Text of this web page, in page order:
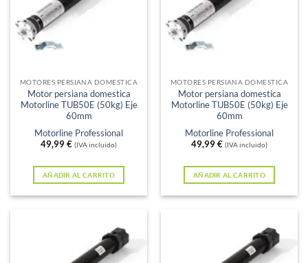
MOTORES PERSIANA DOMESTICA
Motor persiana domestica
Motorline TUB50E (50kg) Eje
60mm
Motorline Professional
49,99€ (IVA incluido)
AÑADIR AL CARRITO
MOTORES PERSIANA DOMESTICA
Motor persiana domestica
Motorline TUB50E (50kg) Eje
60mm
Motorline Professional
49,99€ (IVA incluido)
AÑADIR AL CARRITO